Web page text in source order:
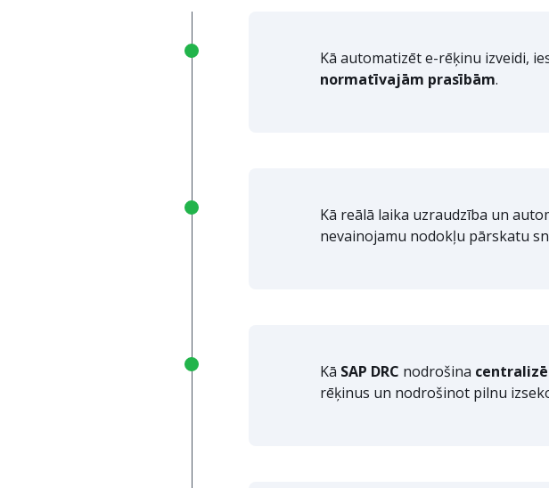
Kā automatizēt e-rēķinu izveidi,
normatīvajām prasībām.
Kā reālā laika uzraudzība un
nevainojamu nodokļu pārskatu
Kā SAP DRC nodrošina
rēķinus un nodrošinot pilnu